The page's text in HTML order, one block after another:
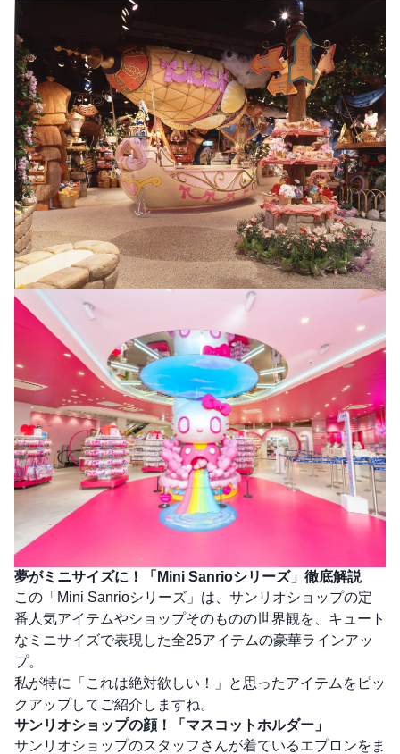
夢がミニサイズに！「Mini Sanrioシリーズ」徹底解説
この「Mini Sanrioシリーズ」は、サンリオショップの定
番人気アイテムやショップそのものの世界観を、キュート
なミニサイズで表現した全25アイテムの豪華ラインアッ
プ。
私が特に「これは絶対欲しい！」と思ったアイテムをピッ
クアップしてご紹介しますね。
サンリオショップの顔！「マスコットホルダー」
サンリオショップのスタッフさんが着ているエプロンをま